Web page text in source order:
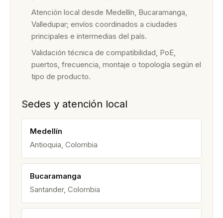
Atención local desde Medellín, Bucaramanga,
Valledupar; envíos coordinados a ciudades
principales e intermedias del país.
Validación técnica de compatibilidad, PoE,
puertos, frecuencia, montaje o topología según el
tipo de producto.
Sedes y atención local
Medellín
Antioquia, Colombia
Bucaramanga
Santander, Colombia